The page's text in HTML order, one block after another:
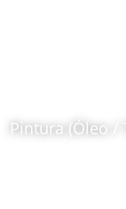
Pintura (Óleo /